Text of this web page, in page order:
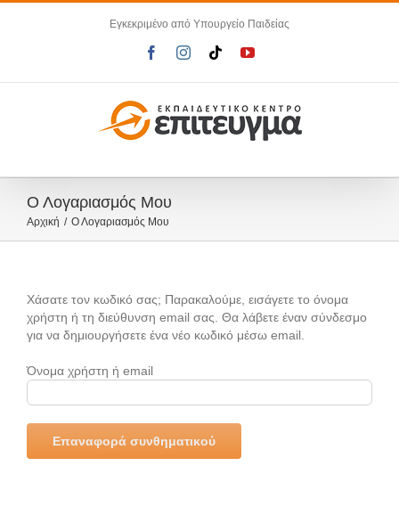
Εγκεκριμένο από Υπουργείο Παιδείας
FacebookInstagram
TiktokYouTube
Ο Λογαριασμός Μου
Αρχική Ο Λογαριασμός Μου
Χάσατε τον κωδικό σας; Παρακαλούμε, εισάγετε το όνομα
χρήστη ή τη διεύθυνση email σας. Θα λάβετε έναν σύνδεσμο
για να δημιουργήσετε ένα νέο κωδικό μέσω email.
Όνομα χρήστη ή email
Επαναφορά συνθηματικού